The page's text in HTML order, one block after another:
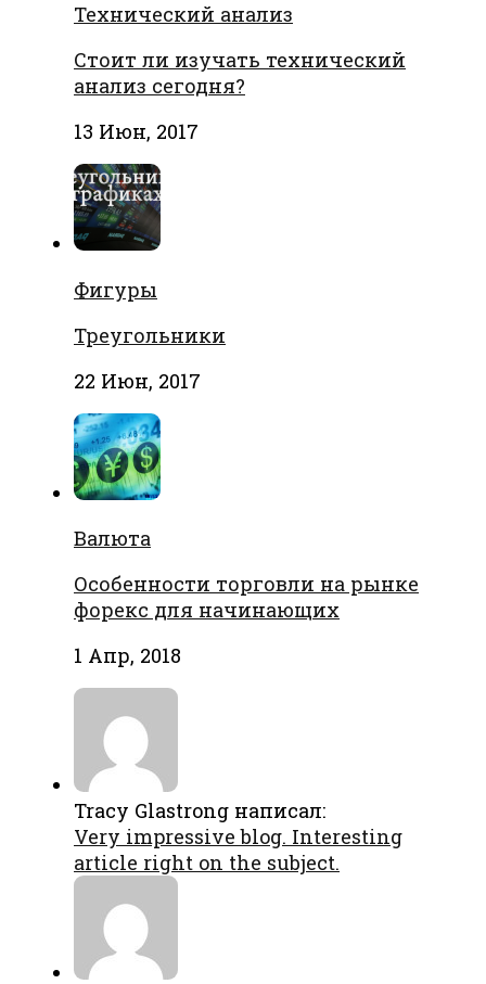
Технический анализ
Стоит ли изучать технический
анализ сегодня?
13 Июн, 2017
Фигуры
Треугольники
22 Июн, 2017
Валюта
Особенности торговли на рынке
форекс для начинающих
1 Апр, 2018
Tracy Glastrong написал:
Very impressive blog. Interesting
article right on the subject.